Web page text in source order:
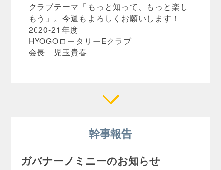
クラブテーマ「もっと知って、もっと楽し
もう」。今週もよろしくお願いします！
2020-21年度
HYOGOロータリーEクラブ
会長 児玉貴春
幹事報告
ガバナーノミニーのお知らせ